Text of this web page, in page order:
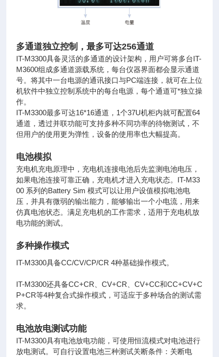
多通道独立控制，最多可达256通道
IT-M3300具备灵活的多通道的设计架构，用户可将多台IT-
M3600组成多通道源载系统，每台仪器界面都会显示通道
号。将其中一台电源的通讯接口与PC端连接，就可在上位
机软件中独立控制系统中的每台电源，每个通道可*独立操
作。
IT-M3300最多可达16*16通道，1个37U机柜内就可配置64
通道，透过并联功能可支持多种不同功率的待物测试，不
但用户的使用更为弹性，设备的使用率也大幅提高。
电池模拟
充电机充电原理中，充电机连接电池后先监测电池电压，
如果电池连接可靠正确，充电机才进入充电状态。IT-M33
00 系列的Battery Sim 模式可以让用户设值模拟电池电
压，并具有微弱的输出能力，能够输出一个小电流，用来
仿真电池状态。满足充电机的工作需求，适用于充电机放
电功能的测试。
多种操作模式
IT-M3300具备CC/CV/CP/CR 4种基础操作模式。
IT-M3300还具备CC+CR、CV+CR、CV+CC和CC+CV+C
P+CR等4种复合式操作模式，可适应于多种场合的测试需
求。
电池放电测试功能
IT-M3300具有电池放电功能，可使用恒流模式对电池进行
放电测试。可自行设置电池三种测试关断条件：关断电